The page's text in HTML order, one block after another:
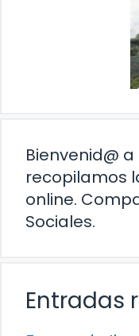
Bienvenid@
recopilamos
online.
Sociales.
Entradas